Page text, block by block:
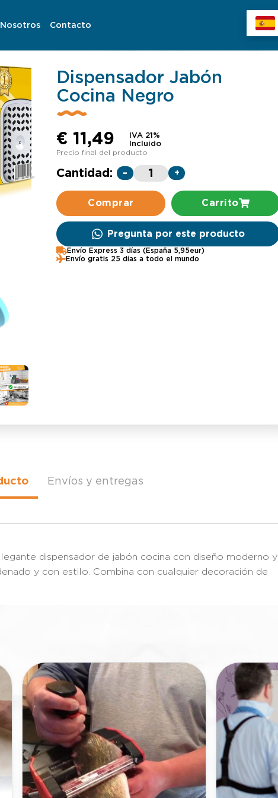
Nosotros Contacto
Dispensador Jabón
Cocina Negro
€ 11,49
IVA 21%
Incluido
Precio final del producto
Cantidad: - +
Comprar Carrito
Pregunta por este producto
Envío Express 3 días (España 5,95eur)
Envío gratis 25 días a todo el mundo
Envíos y entregas
dispensador de jabón cocina con diseño moderno y
y con estilo. Combina con cualquier decoración de